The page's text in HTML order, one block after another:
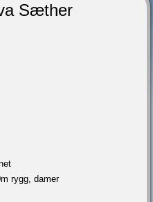
Sæther
rygg, damer